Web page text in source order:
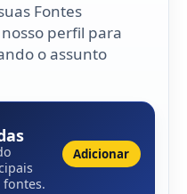
Fontes
perfil para
o assunto
fontes.
Adicionar